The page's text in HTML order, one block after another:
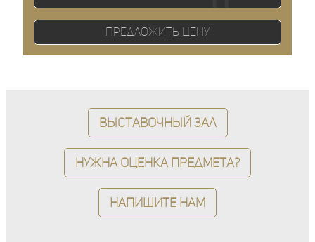
Предложить цену
Выставочный зал
Нужна оценка предмета?
Напишите нам